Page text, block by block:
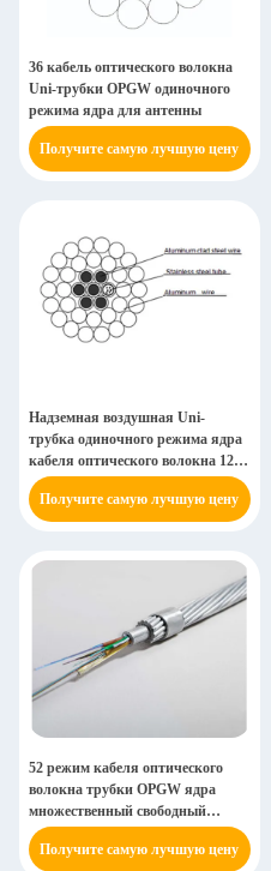
36 кабель оптического волокна
Uni-трубки OPGW одиночного
режима ядра для антенны
Получите самую лучшую цену
Надземная воздушная Uni-
трубка одиночного режима ядра
кабеля оптического волокна 12
OPGW
Получите самую лучшую цену
52 режим кабеля оптического
волокна трубки OPGW ядра
множественный свободный
одиночный
Получите самую лучшую цену